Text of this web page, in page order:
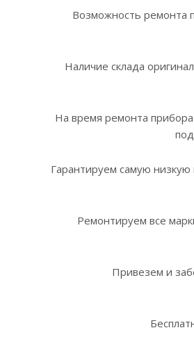
Возможность ремонта
Наличие склада
На время ремонта
Гарантируем самую
Ремонтируем все
Привезем и